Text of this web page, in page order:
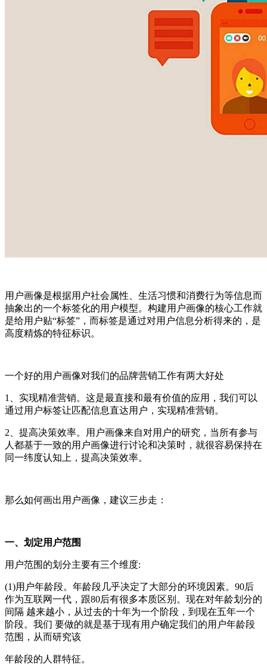
用户画像是根据用户社会属性、生活习惯和消费行为等信息而
抽象出的一个标签化的用户模型。构建用户画像的核心工作就
是给用户贴“标签”，而标签是通过对用户信息分析得来的，是
高度精炼的特征标识。
一个好的用户画像对我们的品牌营销工作有两大好处
1、实现精准营销。这是最直接和最有价值的应用，我们可以
通过用户标签让匹配信息直达用户，实现精准营销。
2、提高决策效率。用户画像来自对用户的研究，当所有参与
人都基于一致的用户画像进行讨论和决策时，就很容易保持在
同一纬度认知上，提高决策效率。
那么如何画出用户画像，建议三步走：
一、划定用户范围
用户范围的划分主要有三个维度:
(1)用户年龄段。年龄段几乎决定了大部分的环境因素。90后
作为互联网一代，跟80后有很多本质区别。现在对年龄划分的
间隔 越来越小，从过去的十年为一个阶段，到现在五年一个
阶段。我们 要做的就是基于现有用户确定我们的用户年龄段
范围，从而研究该
年龄段的人群特征。